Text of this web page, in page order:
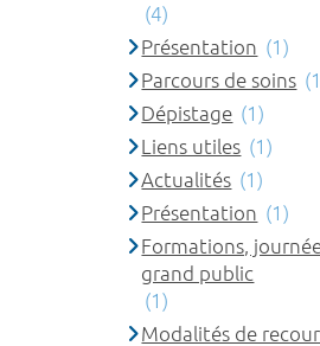
(4)
Présentation (1)
Parcours de soins
Dépistage (1)
Liens utiles (1)
Actualités (1)
Présentation (1)
Formations,
grand public
(1)
Modalités de